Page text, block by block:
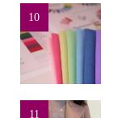
10
11